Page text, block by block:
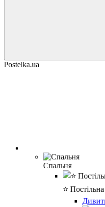
Postelka.ua
Спальня
⭐